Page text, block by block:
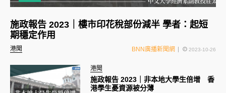
港聞
施政報告 2023｜樓市印花稅部份減半 學者：起短
期穩定作用
BNN廣播新聞網 2023-10-26
港聞
施政報告 2023｜非本地大學生倍增 香
港學生憂資源被分薄